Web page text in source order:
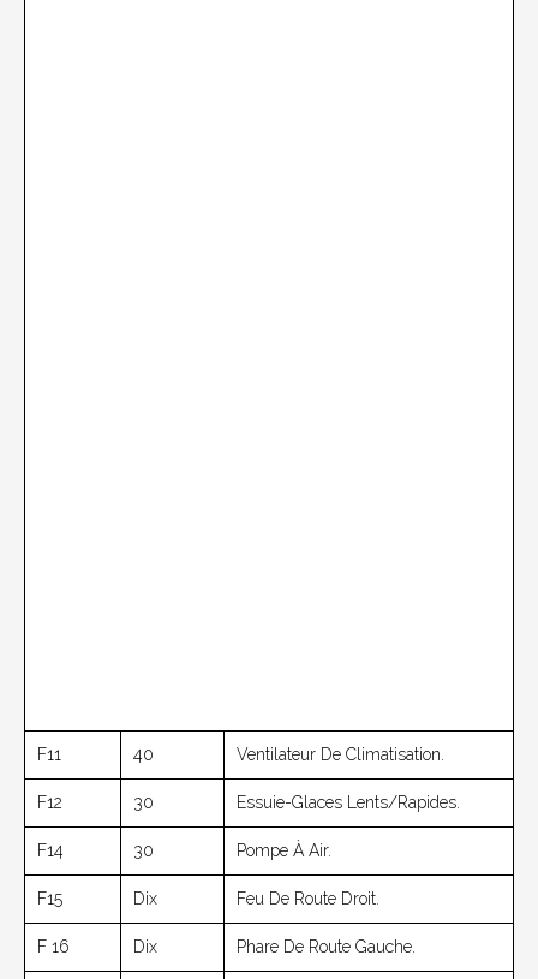
F11 40 Ventilateur De Climatisation.
F12 30 Essuie-Glaces Lents/rapides.
F14 30 Pompe À Air.
F15 Dix Feu De Route Droit.
F 16 Dix Phare De Route Gauche.